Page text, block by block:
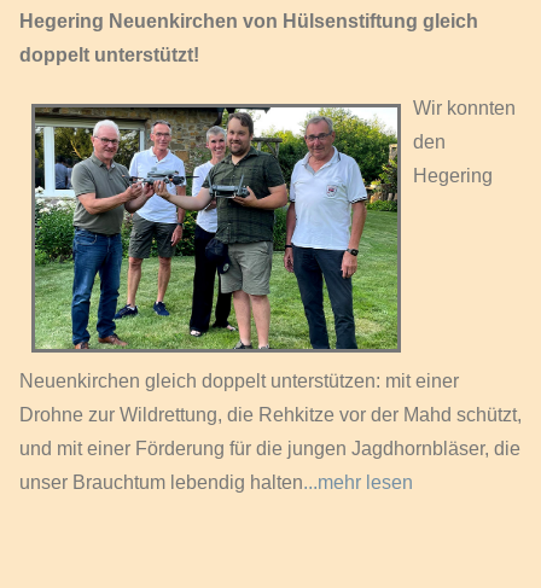
Hegering Neuenkirchen von Hülsenstiftung gleich
doppelt unterstützt!
Wir konnten
den
Hegering
Neuenkirchen gleich doppelt unterstützen: mit einer
Drohne zur Wildrettung, die Rehkitze vor der Mahd schützt,
und mit einer Förderung für die jungen Jagdhornbläser, die
unser Brauchtum lebendig halten...mehr lesen